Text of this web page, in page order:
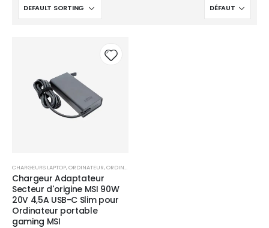
wishlist
CHARGEURS LAPTOP,ORDINATEUR,ORDINATEUR PORTABLE
Chargeur Adaptateur
Secteur d'origine MSI 90W
20V 4,5A USB-C Slim pour
Ordinateur portable
gaming MSI